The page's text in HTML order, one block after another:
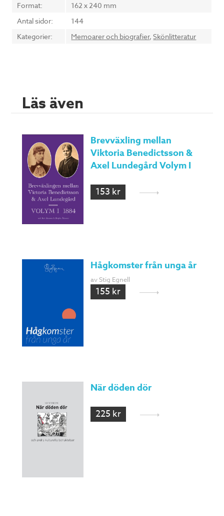
Format:
162 x 240 mm
Antal sidor:
144
Kategorier:
Memoarer och biografier,Skönlitteratur
Läs även
Brevväxling mellan
Viktoria Benedictsson &
Axel Lundegård Volym I
153 kr
Hågkomster från unga år
av Stig Egnell
155 kr
När döden dör
225 kr